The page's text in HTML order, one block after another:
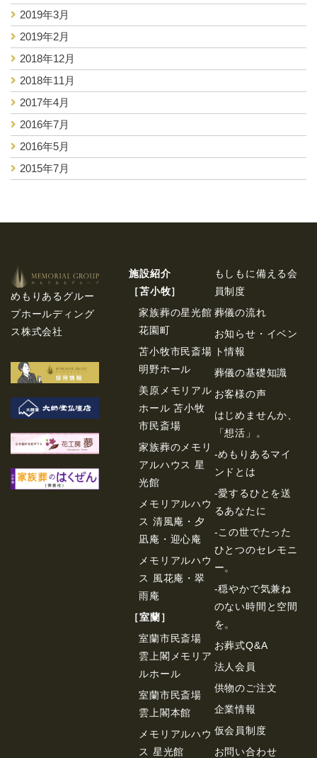
2019年3月
2019年2月
2018年12月
2018年11月
2017年4月
2016年7月
2016年5月
2015年7月
めもりあるグルー
プホールディング
ス株式会社
施設紹介
［苫⼩牧］
家族葬の星光館
花園町
苫小牧市民斎場
明野ホール
美原メモリアル
ホール 苫小牧
市民斎場
家族葬のメモリ
アルハウス 星
光館
メモリアルハウ
ス 清風庵・夕
凪庵・迎心庵
メモリアルハウ
ス 風花庵・翠
雨庵
［室蘭］
室蘭市民斎場
雲上閣メモリア
ルホール
室蘭市民斎場
雲上閣本館
メモリアルハウ
ス 星光館
もしもに備える会
員制度
葬儀の流れ
お知らせ・イベン
ト情報
葬儀の基礎知識
お客様の声
はじめませんか、
「想活」。
-めもりあるマイ
ンドとは
-愛するひとを送
るあなたに
-この世でたった
ひとつのセレモニ
ー。
-穏やかで気兼ね
のない時間と空間
を。
お葬式Q&A
法⼈会員
供物のご注⽂
企業情報
仮会員制度
お問い合わせ